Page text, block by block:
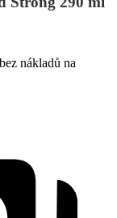
nákladů na